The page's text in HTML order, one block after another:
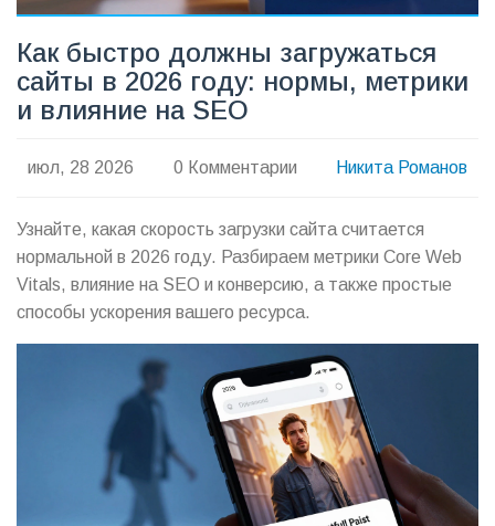
Как быстро должны загружаться
сайты в 2026 году: нормы, метрики
и влияние на SEO
июл, 28 2026 0 Комментарии Никита Романов
Узнайте, какая скорость загрузки сайта считается
нормальной в 2026 году. Разбираем метрики Core Web
Vitals, влияние на SEO и конверсию, а также простые
способы ускорения вашего ресурса.